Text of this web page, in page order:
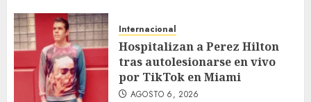
Internacional
Hospitalizan a Perez Hilton
tras autolesionarse en vivo
por TikTok en Miami
AGOSTO 6, 2026